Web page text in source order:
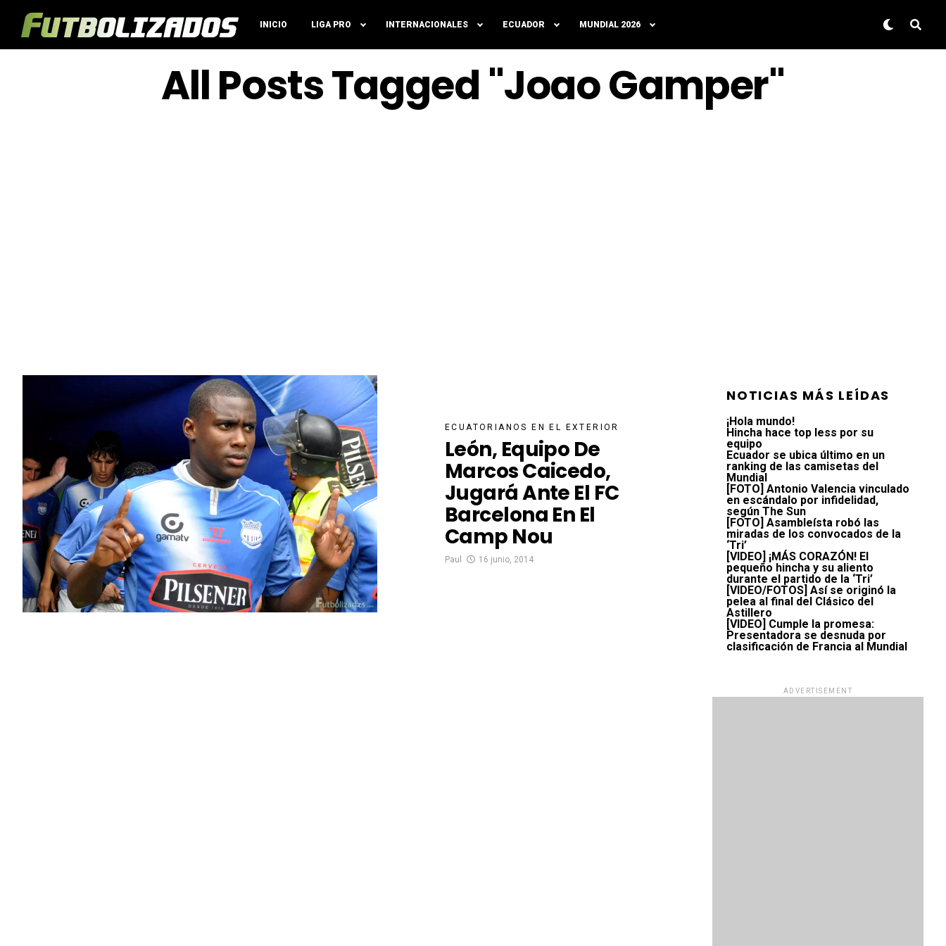
INICIO LIGA PRO INTERNACIONALES ECUADOR MUNDIAL 2026
All Posts Tagged "Joao Gamper"
ECUATORIANOS EN EL EXTERIOR
León, Equipo De
Marcos Caicedo,
Jugará Ante El FC
Barcelona En El
Camp Nou
Paul 16 junio, 2014
NOTICIAS MÁS LEÍDAS
¡Hola mundo!
Hincha hace top less por su
equipo
Ecuador se ubica último en un
ranking de las camisetas del
Mundial
[FOTO] Antonio Valencia vinculado
en escándalo por infidelidad,
según The Sun
[FOTO] Asambleísta robó las
miradas de los convocados de la
‘Tri’
[VIDEO] ¡MÁS CORAZÓN! El
pequeño hincha y su aliento
durante el partido de la ‘Tri’
[VIDEO/FOTOS] Así se originó la
pelea al final del Clásico del
Astillero
[VIDEO] Cumple la promesa:
Presentadora se desnuda por
clasificación de Francia al Mundial
ADVERTISEMENT